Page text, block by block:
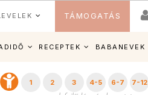
TÁMOGATÁS
RECEPTEK BABANEVEK
1 2 3 4-5 6-7 7-12